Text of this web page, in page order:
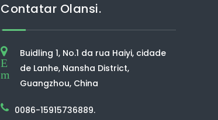
Contatar Olansi.
E
m
Buidling 1, No.1 da rua Haiyi, cidade
de Lanhe, Nansha District,
Guangzhou, China
0086-15915736889.